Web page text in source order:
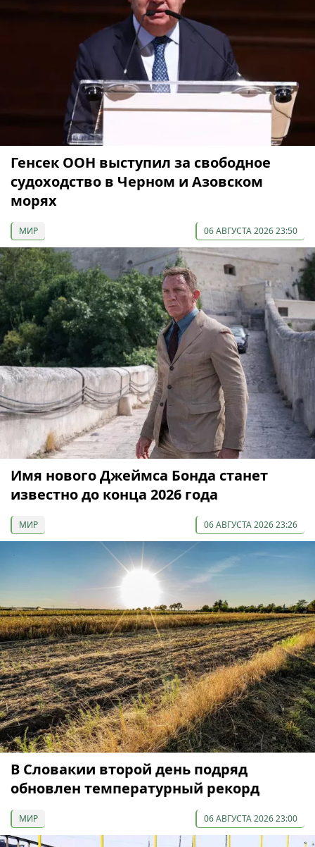
Генсек ООН выступил за свободное
судоходство в Черном и Азовском
морях
МИР 06 АВГУСТА 2026 23:50
Имя нового Джеймса Бонда станет
известно до конца 2026 года
МИР 06 АВГУСТА 2026 23:26
В Словакии второй день подряд
обновлен температурный рекорд
МИР 06 АВГУСТА 2026 23:00